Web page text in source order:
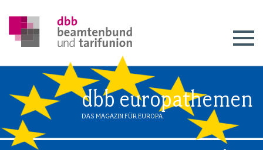
dbb europathemen
DAS MAGAZIN FÜR EUROPA